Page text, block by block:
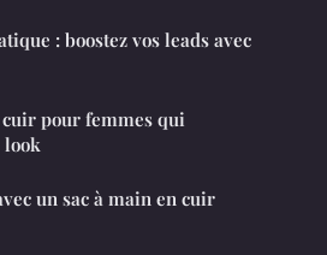
: boostez vos leads avec
cuir pour femmes qui
look
un sac à main en cuir